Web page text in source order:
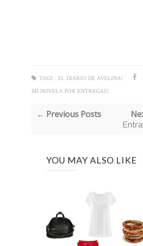
TAGS : EL DIARIO DE AVELINA(
MI NOVELA POR ENTREGAS)
← Previous Posts
YOU MAY ALSO LIKE